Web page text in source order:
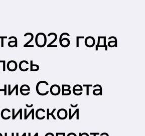
2026 года
Совета